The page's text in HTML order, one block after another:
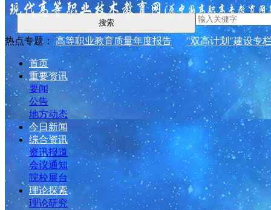
搜索
热点专题： 高等职业教育质量年度报告 "双高计划"建设专
首页
重要资讯
要闻
公告
地方动态
今日新闻
综合资讯
资讯报道
会议通知
院校展台
理论探索
理论研究